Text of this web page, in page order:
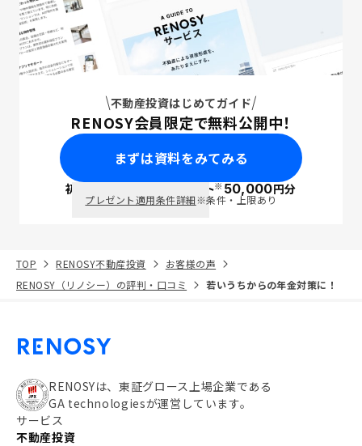
不動産投資はじめてガイド
RENOSY会員限定で無料公開中！
まずは資料をみてみる
初回面談で ポイント※50,000円分
プレゼント適用条件詳細※条件・上限あり
TOP RENOSY不動産投資
お客様の声
RENOSY（リノシー）の評判・口コミ
若いうちからの年金対策に！
RENOSYは、東証グロース上場企業である
GA technologiesが運営しています。
サービス
不動産投資